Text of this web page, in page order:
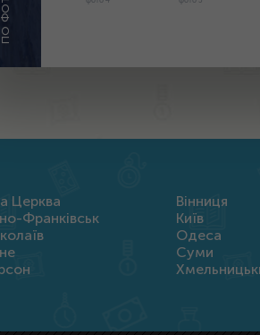
ПО ФОТО
Церква Вінниця
Франківськ
Київ
Одеса
Суми